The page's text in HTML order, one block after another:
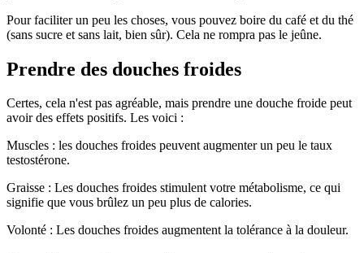
Pour faciliter un peu les choses, vous pouvez boire du café et du thé
(sans sucre et sans lait, bien sûr). Cela ne rompra pas le jeûne.
Prendre des douches froides
Certes, cela n'est pas agréable, mais prendre une douche froide peut
avoir des effets positifs. Les voici :
Muscles : les douches froides peuvent augmenter un peu le taux
testostérone.
Graisse : Les douches froides stimulent votre métabolisme, ce qui
signifie que vous brûlez un peu plus de calories.
Volonté : Les douches froides augmentent la tolérance à la douleur.